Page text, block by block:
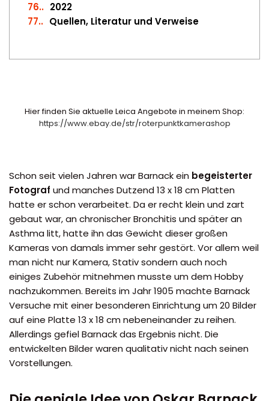
76.
2022
77.
Quellen, Literatur und Verweise
Hier finden Sie aktuelle Leica Angebote in meinem Shop:
https://www.ebay.de/str/roterpunktkamerashop
Schon seit vielen Jahren war Barnack ein begeisterter
Fotograf und manches Dutzend 13 x 18 cm Platten
hatte er schon verarbeitet. Da er recht klein und zart
gebaut war, an chronischer Bronchitis und später an
Asthma litt, hatte ihn das Gewicht dieser großen
Kameras von damals immer sehr gestört. Vor allem weil
man nicht nur Kamera, Stativ sondern auch noch
einiges Zubehör mitnehmen musste um dem Hobby
nachzukommen. Bereits im Jahr 1905 machte Barnack
Versuche mit einer besonderen Einrichtung um 20 Bilder
auf eine Platte 13 x 18 cm nebeneinander zu reihen.
Allerdings gefiel Barnack das Ergebnis nicht. Die
entwickelten Bilder waren qualitativ nicht nach seinen
Vorstellungen.